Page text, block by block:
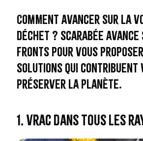
Comment avancer sur la
déchet ? Scarabée
fronts pour vous
solutions qui contribuent
préserver la planète.
1. Vrac dans tous les